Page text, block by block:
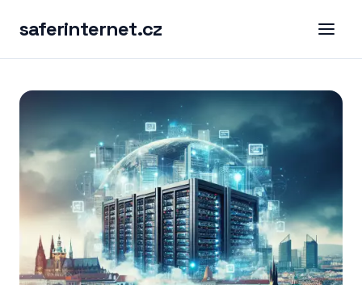
saferinternet.cz